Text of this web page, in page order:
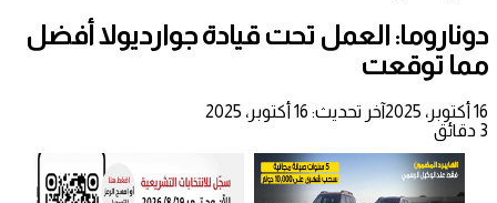
دوناروما: العمل تحت قيادة جوارديولا أفضل
مما توقعت
16 أكتوبر، 2025
آخر تحديث: 16 أكتوبر، 2025
3 دقائق